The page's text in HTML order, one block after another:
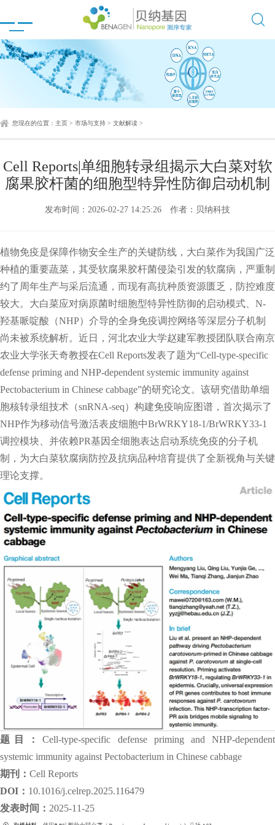

您现在的位置： 主页 > 市场与支持 > 文献解读 >
Cell Reports|单细胞转录组揭示大白菜对软
腐果胶杆菌的细胞型特异性防御启动机制
发布时间：2026-02-27 14:25:26 作者：贝纳科技
植物免疫是保障作物安全生产的关键防线，大白菜作为我国广泛
种植的重要蔬菜，其受软腐果胶杆菌侵染引发的软腐病，严重制
约了周年生产与采后流通，而现有高抗种质资源匮乏，防控难度
较大。大白菜应对病原菌时细胞型特异性防御的启动模式、N-
羟基哌啶酸（NHP）介导的全身免疫调控网络等深层分子机制
尚未被系统解析。近日，河北农业大学赵建军教授团队联合南京
农业大学张天奇教授在Cell Reports发表了题为“Cell-type-specific
defense priming and NHP-dependent systemic immunity against
Pectobacterium in Chinese cabbage”的研究论文。该研究借助单细
胞核转录组技术（snRNA-seq）构建免疫响应图谱，首次揭示了
NHP作为移动信号激活表皮细胞中BrWRKY18-1/BrWRKY33-1
调控模块、并依赖PR基因全细胞表达启动系统免疫的分子机
制，为大白菜软腐病防控及抗病品种培育提供了全新视角与关键
理论支撑。
题目：Cell-type-specific defense priming and NHP-dependent
systemic immunity against Pectobacterium in Chinese cabbage
期刊： Cell Reports
DOI： 10.1016/j.celrep.2025.116479
发表时间： 2025-11-25